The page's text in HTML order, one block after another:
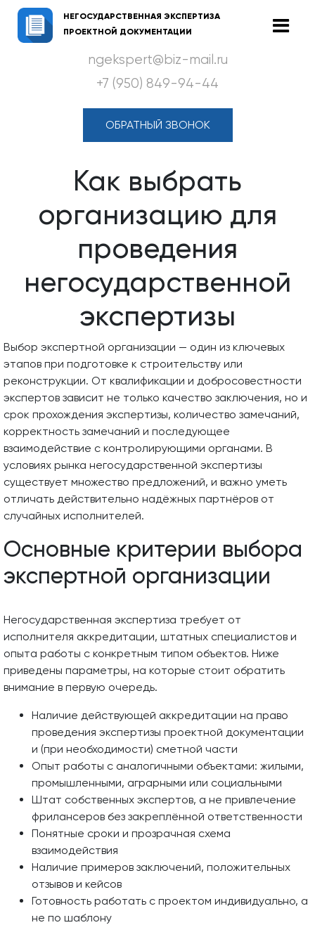
НЕГОСУДАРСТВЕННАЯ ЭКСПЕРТИЗА
ПРОЕКТНОЙ ДОКУМЕНТАЦИИ
ngekspert@biz-mail.ru
+7 (950) 849-94-44
ОБРАТНЫЙ ЗВОНОК
Как выбрать
организацию для
проведения
негосударственной
экспертизы
Выбор экспертной организации — один из ключевых
этапов при подготовке к строительству или
реконструкции. От квалификации и добросовестности
экспертов зависит не только качество заключения, но и
срок прохождения экспертизы, количество замечаний,
корректность замечаний и последующее
взаимодействие с контролирующими органами. В
условиях рынка негосударственной экспертизы
существует множество предложений, и важно уметь
отличать действительно надёжных партнёров от
случайных исполнителей.
Основные критерии выбора
экспертной организации
Негосударственная экспертиза требует от
исполнителя аккредитации, штатных специалистов и
опыта работы с конкретным типом объектов. Ниже
приведены параметры, на которые стоит обратить
внимание в первую очередь.
Наличие действующей аккредитации на право
проведения экспертизы проектной документации
и (при необходимости) сметной части
Опыт работы с аналогичными объектами: жилыми,
промышленными, аграрными или социальными
Штат собственных экспертов, а не привлечение
фрилансеров без закреплённой ответственности
Понятные сроки и прозрачная схема
взаимодействия
Наличие примеров заключений, положительных
отзывов и кейсов
Готовность работать с проектом индивидуально, а
не по шаблону